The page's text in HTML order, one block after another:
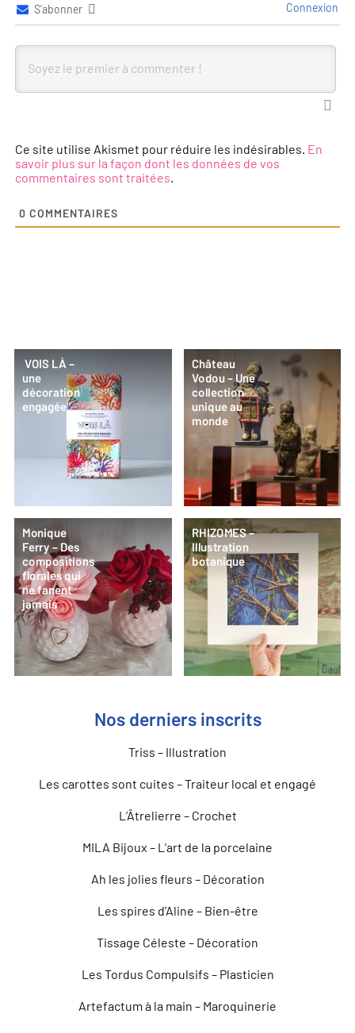
S’abonner Connexion
Ce site utilise Akismet pour réduire les indésirables. En
savoir plus sur la façon dont les données de vos
commentaires sont traitées
0 COMMENTAIRES
VOIS LÀ –
une
décoration
engagée
Château
Vodou – Une
collection
unique au
monde
Monique
Ferry – Des
compositions
florales qui
ne fanent
jamais
RHIZOMES –
Illustration
botanique
Nos derniers inscrits
Triss – Illustration
Les carottes sont cuites – Traiteur local et engagé
L’Âtrelierre – Crochet
MILA Bijoux – L’art de la porcelaine
Ah les jolies fleurs – Décoration
Les spires d’Aline – Bien-être
Tissage Céleste – Décoration
Les Tordus Compulsifs – Plasticien
Artefactum à la main – Maroquinerie